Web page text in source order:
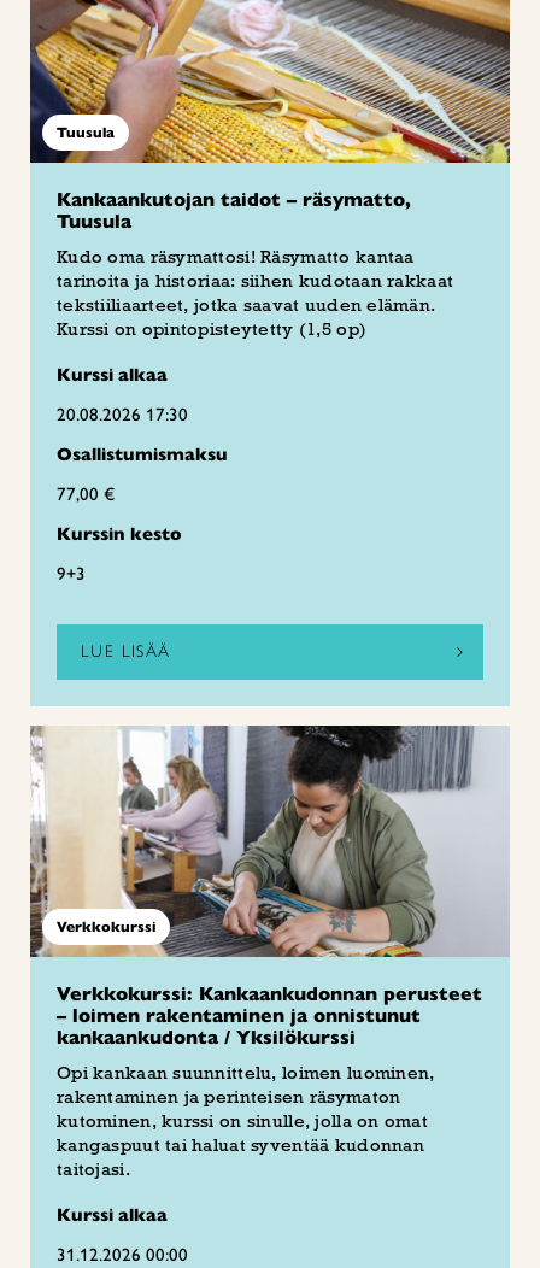
Tuusula
Kankaankutojan taidot – räsymatto,
Tuusula
Kudo oma räsymattosi! Räsymatto kantaa
tarinoita ja historiaa: siihen kudotaan rakkaat
tekstiiliaarteet, jotka saavat uuden elämän.
Kurssi on opintopisteytetty (1,5 op)
Kurssi alkaa
20.08.2026 17:30
Osallistumismaksu
77,00 €
Kurssin kesto
9+3
LUE LISÄÄ
Verkkokurssi
Verkkokurssi: Kankaankudonnan perusteet
– loimen rakentaminen ja onnistunut
kankaankudonta / Yksilökurssi
Opi kankaan suunnittelu, loimen luominen,
rakentaminen ja perinteisen räsymaton
kutominen, kurssi on sinulle, jolla on omat
kangaspuut tai haluat syventää kudonnan
taitojasi.
Kurssi alkaa
31.12.2026 00:00